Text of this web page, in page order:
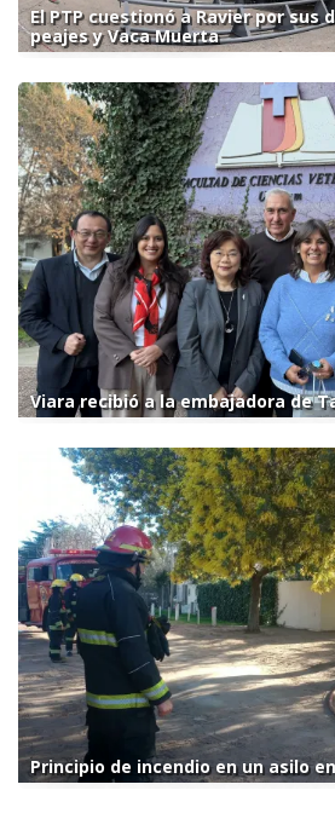
El PTP cuestionó a Ravier por sus
peajes y Vaca Muerta
Viara recibió a la embajadora de
Principio de incendio en un asilo